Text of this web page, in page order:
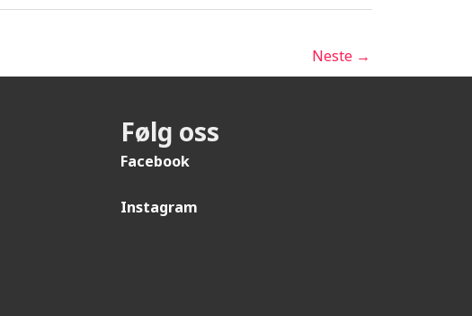
Neste →
Følg oss
Facebook
Instagram